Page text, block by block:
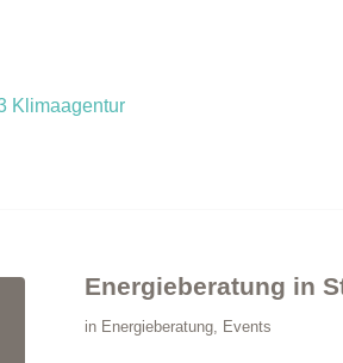
Energieberatung in
in Energieberatung, Events